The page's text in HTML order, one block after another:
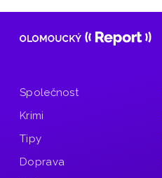
Společnost
Krimi
Tipy
Doprava